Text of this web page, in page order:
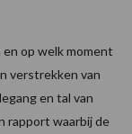
op welk moment
verstrekken van
en tal van
rapport waarbij de